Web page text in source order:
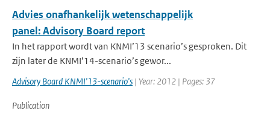
Advies onafhankelijk wetenschappelijk
panel: Advisory Board report
In het rapport wordt van KNMI’13 scenario’s gesproken. Dit
zijn later de KNMI’14-scenario’s gewor...
Advisory Board KNMI'13-scenario's | Year: 2012 | Pages: 37
Publication